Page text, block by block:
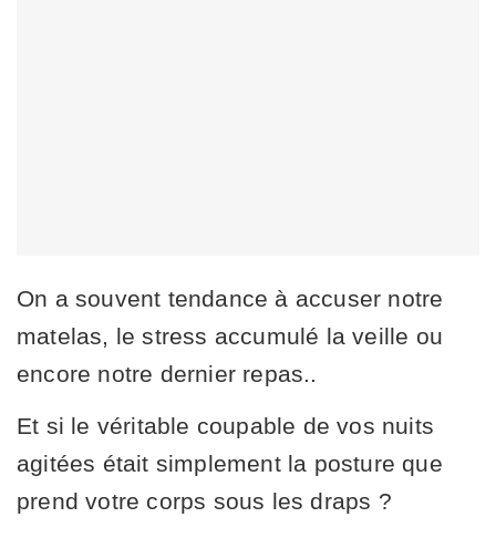
On a souvent tendance à accuser notre
matelas, le stress accumulé la veille ou
encore notre dernier repas..
Et si le véritable coupable de vos nuits
agitées était simplement la posture que
prend votre corps sous les draps ?